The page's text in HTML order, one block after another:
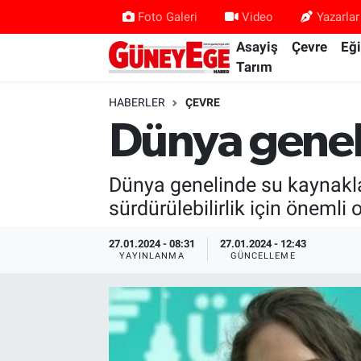
Foto Galeri Video Yazarlar
Asayiş Çevre
Tarım
HABERLER ÇEVRE
Dünya
Dünya genelinde su
sürdürülebilirlik için önemli
27.01.2024 - 08:31
YAYINLANMA
27.01.2024 - 12:43
GÜNCELLEME
İstanbul Hava Durumu
İstanbul Trafik Yoğunluk Haritası
Süper Lig Puan Durumu ve Fikstür
Tüm Manşetler